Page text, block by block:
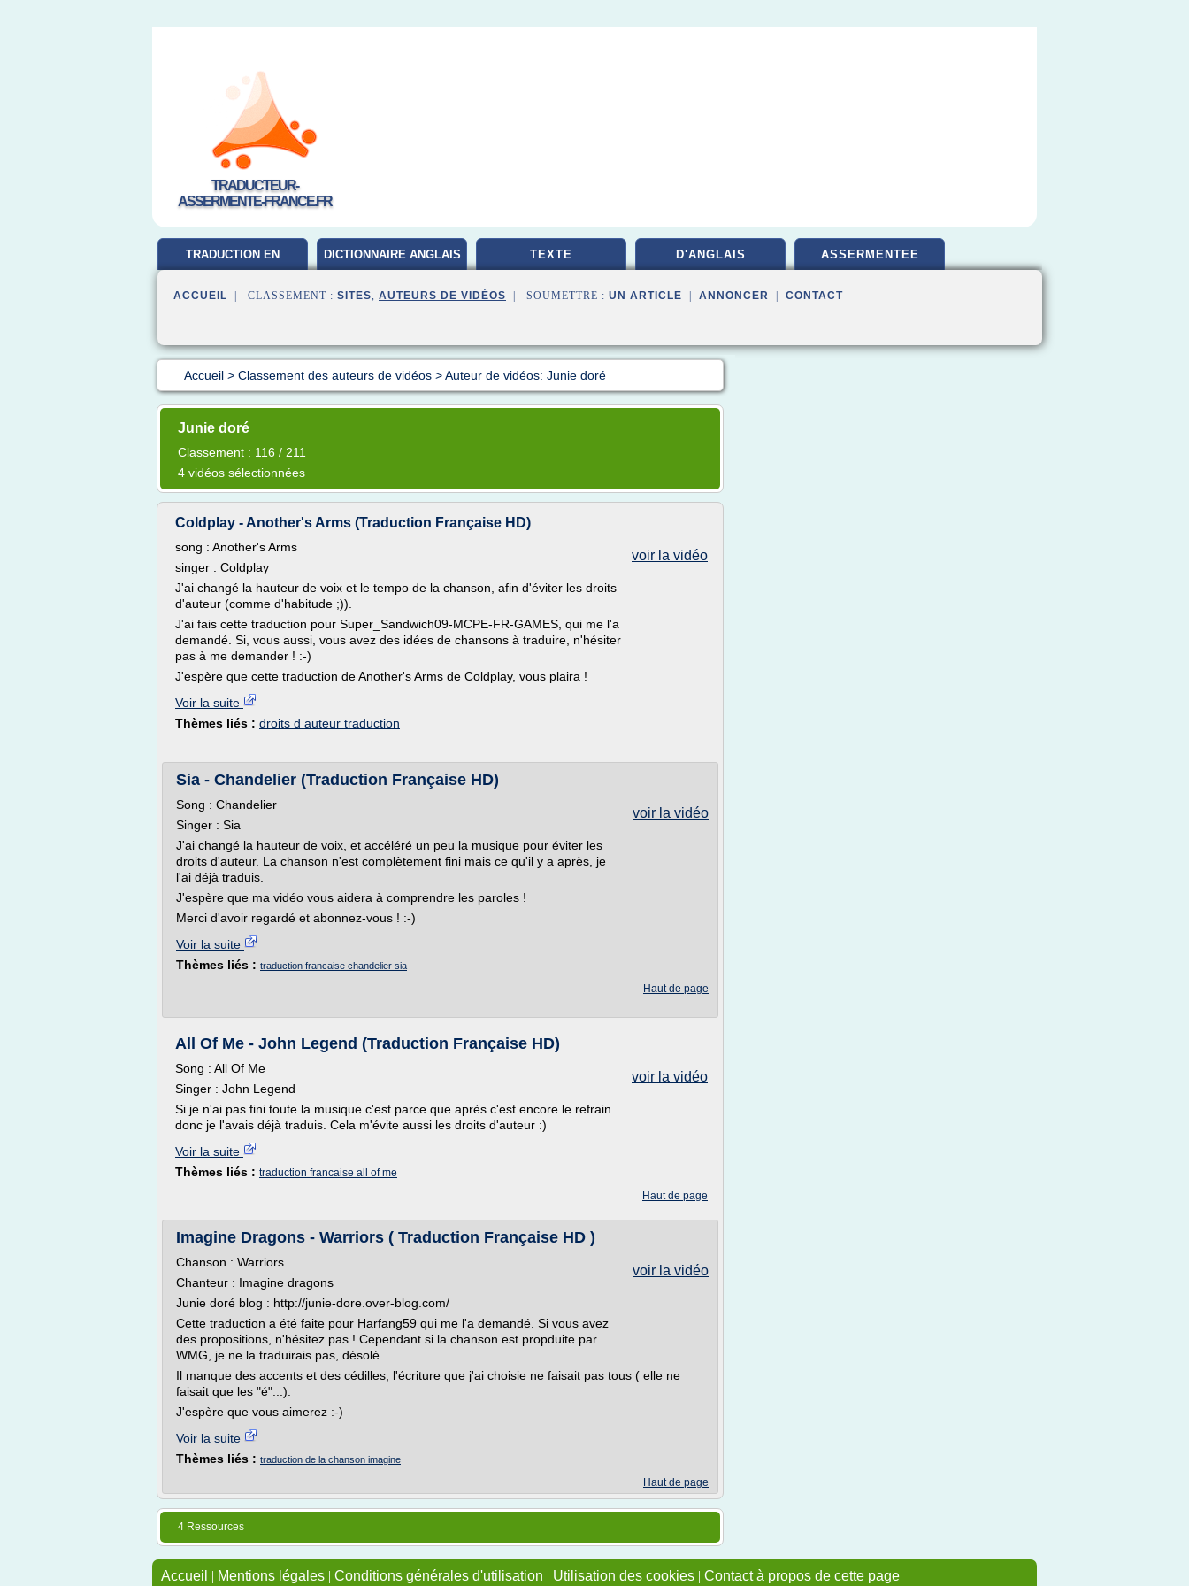
TRADUCTEUR-
ASSERMENTE-FRANCE.FR
TRADUCTION EN DICTIONNAIRE ANGLAIS TEXTE D'ANGLAIS ASSERMENTEE
ACCUEIL | CLASSEMENT : SITES, AUTEURS DE VIDÉOS | SOUMETTRE : UN ARTICLE ANNONCER CONTACT
Accueil > Classement des auteurs de vidéos >Auteur de vidéos: Junie doré
Junie doré
Classement : 116 / 211
4 vidéos sélectionnées
Coldplay - Another's Arms (Traduction Française HD)
voir la vidéo
song : Another's Arms
singer : Coldplay
J'ai changé la hauteur de voix et le tempo de la chanson, afin d'éviter les droits
d'auteur (comme d'habitude ;)).
J'ai fais cette traduction pour Super_Sandwich09-MCPE-FR-GAMES, qui me l'a
demandé. Si, vous aussi, vous avez des idées de chansons à traduire, n'hésiter
pas à me demander ! :-)
J'espère que cette traduction de Another's Arms de Coldplay, vous plaira !
Voir la suite
Thèmes liés : droits d auteur traduction
Sia - Chandelier (Traduction Française HD)
voir la vidéo
Song : Chandelier
Singer : Sia
J'ai changé la hauteur de voix, et accéléré un peu la musique pour éviter les
droits d'auteur. La chanson n'est complètement fini mais ce qu'il y a après, je
l'ai déjà traduis.
J'espère que ma vidéo vous aidera à comprendre les paroles !
Merci d'avoir regardé et abonnez-vous ! :-)
Voir la suite
Thèmes liés : traduction francaise chandelier sia
Haut de page
All Of Me - John Legend (Traduction Française HD)
voir la vidéo
Song : All Of Me
Singer : John Legend
Si je n'ai pas fini toute la musique c'est parce que après c'est encore le refrain
donc je l'avais déjà traduis. Cela m'évite aussi les droits d'auteur :)
Voir la suite
Thèmes liés : traduction francaise all of me
Haut de page
Imagine Dragons - Warriors ( Traduction Française HD )
voir la vidéo
Chanson : Warriors
Chanteur : Imagine dragons
Junie doré blog : http://junie-dore.over-blog.com/
Cette traduction a été faite pour Harfang59 qui me l'a demandé. Si vous avez
des propositions, n'hésitez pas ! Cependant si la chanson est propduite par
WMG, je ne la traduirais pas, désolé.
Il manque des accents et des cédilles, l'écriture que j'ai choisie ne faisait pas tous ( elle ne
faisait que les "é"...).
J'espère que vous aimerez :-)
Voir la suite
Thèmes liés : traduction de la chanson imagine
Haut de page
4 Ressources
Accueil | Mentions légales | Conditions générales d'utilisation | Utilisation des cookies | Contact à propos de cette page